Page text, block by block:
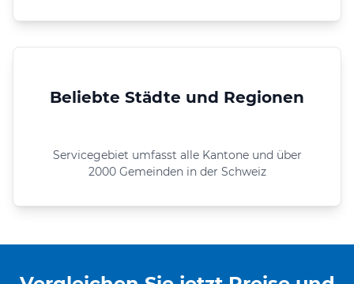
Beliebte Städte und Regionen
Servicegebiet umfasst alle Kantone und über
2000 Gemeinden in der Schweiz